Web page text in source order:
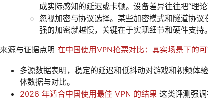
成实际感知的延迟或卡顿。设备差异往往把“理论
忽视加密与协议选择。某些加密模式和隧道协
强的加密就越慢，关键在于实现细节和硬件支持。
来源与证据点明 在中国使用VPN抢票对比：真实场景下的
多源数据表明，稳定的延迟和低抖动对游戏和视频体
体数据与对比。
2026 年适合中国使用最佳 VPN 的结果 这类评测强